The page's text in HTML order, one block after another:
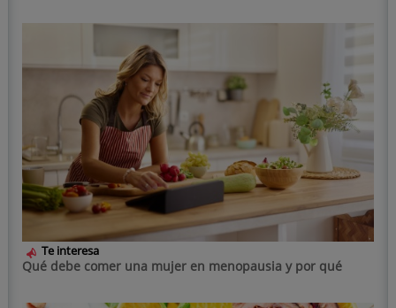
Te interesa
Qué debe comer una mujer en menopausia y por qué